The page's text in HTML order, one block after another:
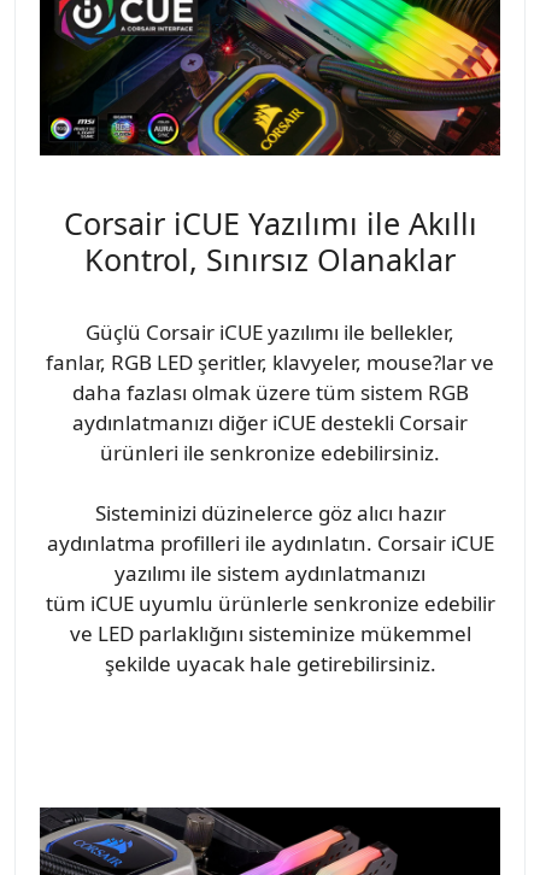
Corsair iCUE Yazılımı ile Akıllı
Kontrol, Sınırsız Olanaklar
Güçlü Corsair iCUE yazılımı ile bellekler,
fanlar, RGB LED şeritler, klavyeler, mouse?lar ve
daha fazlası olmak üzere tüm sistem RGB
aydınlatmanızı diğer iCUE destekli Corsair
ürünleri ile senkronize edebilirsiniz.
Sisteminizi düzinelerce göz alıcı hazır
aydınlatma profilleri ile aydınlatın. Corsair iCUE
yazılımı ile sistem aydınlatmanızı
tüm iCUE uyumlu ürünlerle senkronize edebilir
ve LED parlaklığını sisteminize mükemmel
şekilde uyacak hale getirebilirsiniz.